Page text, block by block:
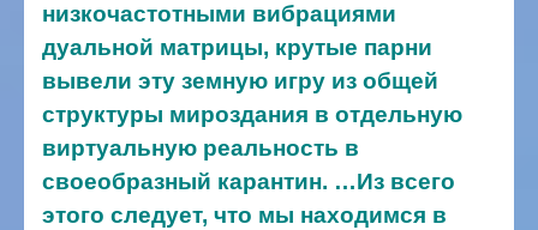
низкочастотными вибрациями
дуальной матрицы, крутые парни
вывели эту земную игру из общей
структуры мироздания в отдельную
виртуальную реальность в
своеобразный карантин. …Из всего
этого следует, что мы находимся в